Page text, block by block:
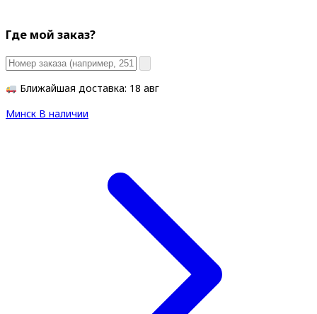
Где мой заказ?
Ближайшая доставка: 18 авг
Минск В наличии